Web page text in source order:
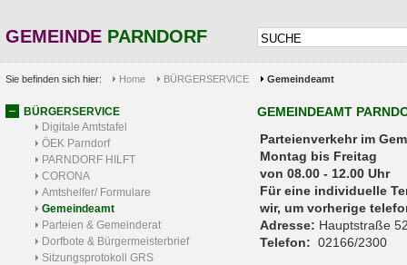
GEMEINDE PARNDORF
Sie befinden sich hier: Home BÜRGERSERVICE Gemeindeamt
BÜRGERSERVICE
Digitale Amtstafel
ÖEK Parndorf
PARNDORF HILFT
CORONA
Amtshelfer/ Formulare
Gemeindeamt
Parteien & Gemeinderat
Dorfbote & Bürgermeisterbrief
Sitzungsprotokoll GRS
GEMEINDEAMT
Parteienverkehr
Montag bis Freitag
von 08.00 - 12.00 Uhr
Für eine individuelle
wir, um vorherige
Adresse: Hauptstraße
Telefon: 02166/2300